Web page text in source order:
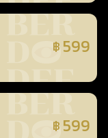
฿ 599
฿ 599